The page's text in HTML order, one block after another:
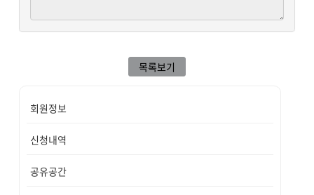
목록보기
회원정보
신청내역
공유공간